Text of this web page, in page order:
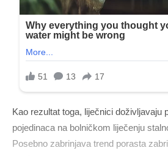
Kao rezultat toga, liječnici doživljavaju
pojedinaca na bolničkom liječenju
Posebno zabrinjava trend porasta